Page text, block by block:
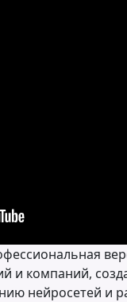
и компаний,
нейросетей и